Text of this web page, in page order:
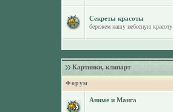
Секреты красоты
бережем нашу небесную красоту
Картинки, клипарт
Форум
Аниме и Манга